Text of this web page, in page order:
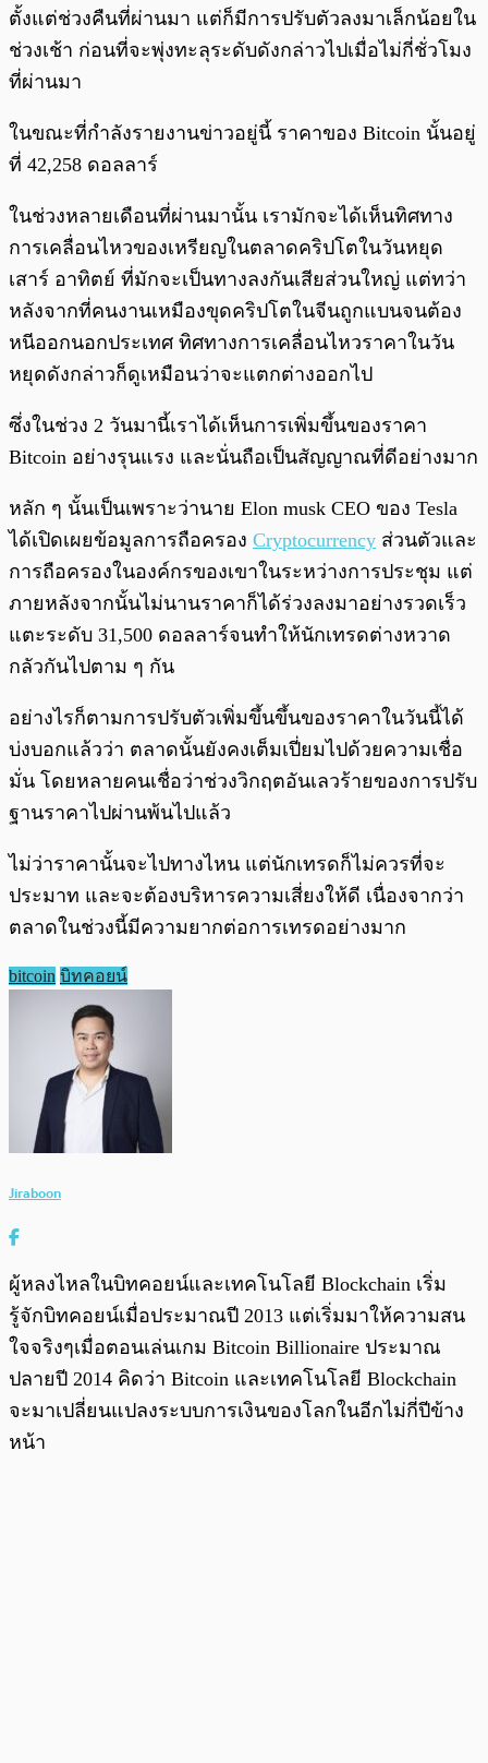
ตั้งแต่ช่วงคืนที่ผ่านมา แต่ก็มีการปรับตัวลงมาเล็กน้อยใน
ช่วงเช้า ก่อนที่จะพุ่งทะลุระดับดังกล่าวไปเมื่อไม่กี่ชั่วโมง
ที่ผ่านมา
ในขณะที่กำลังรายงานข่าวอยู่นี้ ราคาของ Bitcoin นั้นอยู่
ที่ 42,258 ดอลลาร์
ในช่วงหลายเดือนที่ผ่านมานั้น เรามักจะได้เห็นทิศทาง
การเคลื่อนไหวของเหรียญในตลาดคริปโตในวันหยุด
เสาร์ อาทิตย์ ที่มักจะเป็นทางลงกันเสียส่วนใหญ่ แต่ทว่า
หลังจากที่คนงานเหมืองขุดคริปโตในจีนถูกแบนจนต้อง
หนีออกนอกประเทศ ทิศทางการเคลื่อนไหวราคาในวัน
หยุดดังกล่าวก็ดูเหมือนว่าจะแตกต่างออกไป
ซึ่งในช่วง 2 วันมานี้เราได้เห็นการเพิ่มขึ้นของราคา
Bitcoin อย่างรุนแรง และนั่นถือเป็นสัญญาณที่ดีอย่างมาก
หลัก ๆ นั้นเป็นเพราะว่านาย Elon musk CEO ของ Tesla
ได้เปิดเผยข้อมูลการถือครอง Cryptocurrency ส่วนตัวและ
การถือครองในองค์กรของเขาในระหว่างการประชุม แต่
ภายหลังจากนั้นไม่นานราคาก็ได้ร่วงลงมาอย่างรวดเร็ว
แตะระดับ 31,500 ดอลลาร์จนทำให้นักเทรดต่างหวาด
กลัวกันไปตาม ๆ กัน
อย่างไรก็ตามการปรับตัวเพิ่มขึ้นขึ้นของราคาในวันนี้ได้
บ่งบอกแล้วว่า ตลาดนั้นยังคงเต็มเปี่ยมไปด้วยความเชื่อ
มั่น โดยหลายคนเชื่อว่าช่วงวิกฤตอันเลวร้ายของการปรับ
ฐานราคาไปผ่านพ้นไปแล้ว
ไม่ว่าราคานั้นจะไปทางไหน แต่นักเทรดก็ไม่ควรที่จะ
ประมาท และจะต้องบริหารความเสี่ยงให้ดี เนื่องจากว่า
ตลาดในช่วงนี้มีความยากต่อการเทรดอย่างมาก
bitcoin บิทคอยน์
Jiraboon
ผู้หลงไหลในบิทคอยน์และเทคโนโลยี Blockchain เริ่ม
รู้จักบิทคอยน์เมื่อประมาณปี 2013 แต่เริ่มมาให้ความสน
ใจจริงๆเมื่อตอนเล่นเกม Bitcoin Billionaire ประมาณ
ปลายปี 2014 คิดว่า Bitcoin และเทคโนโลยี Blockchain
จะมาเปลี่ยนแปลงระบบการเงินของโลกในอีกไม่กี่ปีข้าง
หน้า